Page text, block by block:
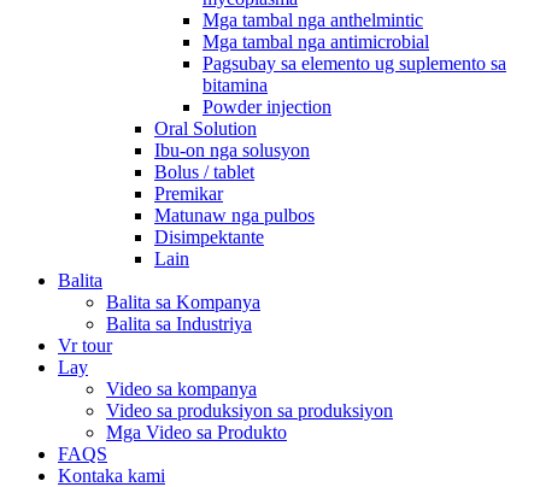
Mga tambal nga anthelmintic
Mga tambal nga antimicrobial
Pagsubay sa elemento ug suplemento sa
bitamina
Powder injection
Oral Solution
Ibu-on nga solusyon
Bolus / tablet
Premikar
Matunaw nga pulbos
Disimpektante
Lain
Balita
Balita sa Kompanya
Balita sa Industriya
Vr tour
Lay
Video sa kompanya
Video sa produksiyon sa produksiyon
Mga Video sa Produkto
FAQS
Kontaka kami